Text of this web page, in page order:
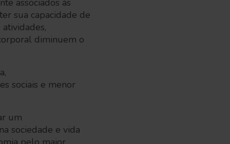
associados às
sua capacidade de
diminuem o
sociais e menor
um
sociedade e vida